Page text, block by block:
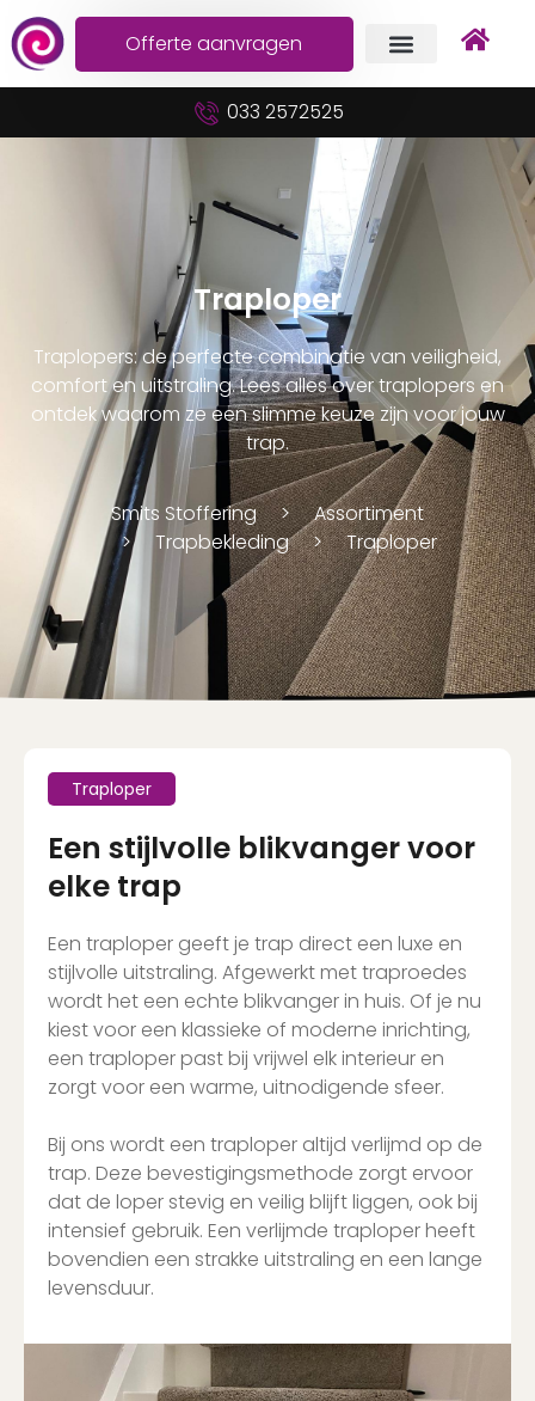
Offerte aanvragen
033 2572525
Traploper
Traplopers: de perfecte combinatie van veiligheid,
comfort en uitstraling. Lees alles over traplopers en
ontdek waarom ze een slimme keuze zijn voor jouw
trap.
Smits Stoffering
Assortiment
Trapbekleding
Traploper
Traploper
Een stijlvolle blikvanger voor
elke trap
Een traploper geeft je trap direct een luxe en
stijlvolle uitstraling. Afgewerkt met traproedes
wordt het een echte blikvanger in huis. Of je nu
kiest voor een klassieke of moderne inrichting,
een traploper past bij vrijwel elk interieur en
zorgt voor een warme, uitnodigende sfeer.
Bij ons wordt een traploper altijd verlijmd op de
trap. Deze bevestigingsmethode zorgt ervoor
dat de loper stevig en veilig blijft liggen, ook bij
intensief gebruik. Een verlijmde traploper heeft
bovendien een strakke uitstraling en een lange
levensduur.